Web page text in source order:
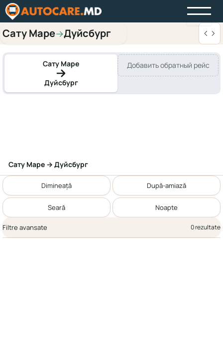
Сату Маре→Дуйсбург
Сату Маре
Дуйсбург
Добавить обратный рейс
Сату Маре → Дуйсбург
Dimineață După-amiază
Seară Noapte
Filtre avansate 0 rezultate